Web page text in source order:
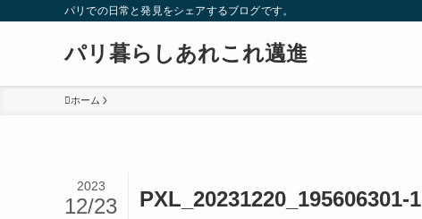
パリでの日常と発見をシェアするブログです。
パリ暮らしあれこれ邁進
ホーム
PXL_20231220_195606301-1
2023
12/23